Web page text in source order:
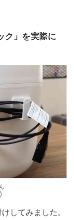
ク」を実際に
してみました。